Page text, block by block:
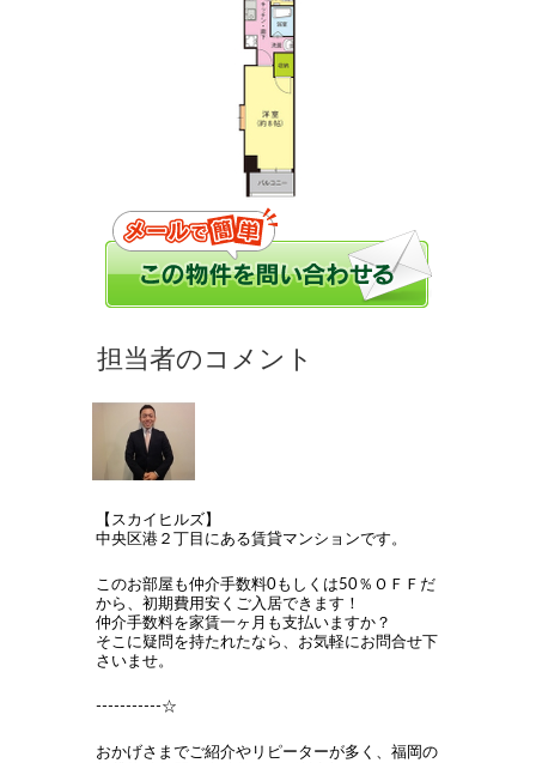
【スカイヒルズ】
中央区港２丁目にある賃貸マンションです。
このお部屋も仲介手数料0もしくは50％ＯＦＦだ
から、初期費用安くご入居できます！
仲介手数料を家賃一ヶ月も支払いますか？
そこに疑問を持たれたなら、お気軽にお問合せ下
さいませ。
-----------☆
おかげさまでご紹介やリピーターが多く、福岡の